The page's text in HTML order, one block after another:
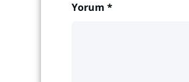
Yorum *